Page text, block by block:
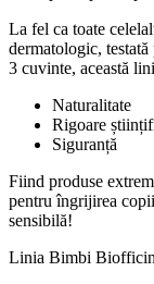
La fel ca toate
dermatologic,
3 cuvinte, această
Naturalitate
Rigoare
Siguranță
Fiind produse
pentru îngrijirea
sensibilă!
Linia Bimbi